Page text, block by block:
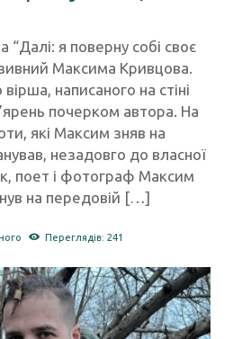
“Далі: я поверну собі своє
Максима Кривцова.
написаного на стіні
почерком автора. На
які Максим зняв на
незадовго до власної
поет і фотограф Максим
на передовій […]
Переглядів: 241